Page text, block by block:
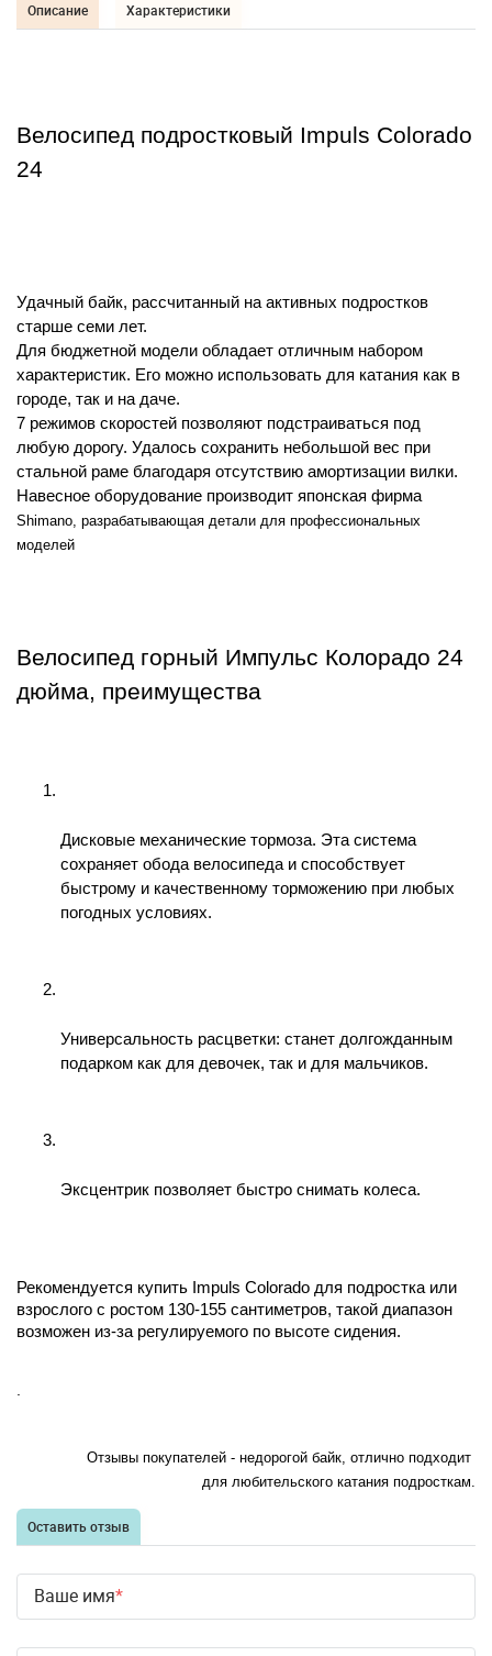
Описание Характеристики
Велосипед подростковый Impuls Colorado
24
Удачный байк, рассчитанный на активных подростков
старше семи лет.
Для бюджетной модели обладает отличным набором
характеристик. Его можно использовать для катания как в
городе, так и на даче.
7 режимов скоростей позволяют подстраиваться под
любую дорогу. Удалось сохранить небольшой вес при
стальной раме благодаря отсутствию амортизации вилки.
Shimano, разрабатывающая детали для профессиональных
моделей
Велосипед горный Импульс Колорадо 24
дюйма, преимущества
Дисковые механические тормоза. Эта система
сохраняет обода велосипеда и способствует
быстрому и качественному торможению при любых
погодных условиях.
Универсальность расцветки: станет долгожданным
подарком как для девочек, так и для мальчиков.
Эксцентрик позволяет быстро снимать колеса.
Рекомендуется купить Impuls Colorado для подростка или
взрослого с ростом 130-155 сантиметров, такой диапазон
возможен из-за регулируемого по высоте сидения.
Отзывы покупателей - недорогой байк, отлично подходит
для любительского катания подросткам.
Оставить отзыв
Ваше имя